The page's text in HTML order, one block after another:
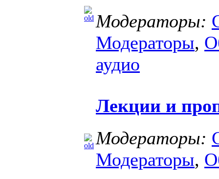
Модераторы:
Модераторы,
аудио
Лекции и
Модераторы:
Модераторы,